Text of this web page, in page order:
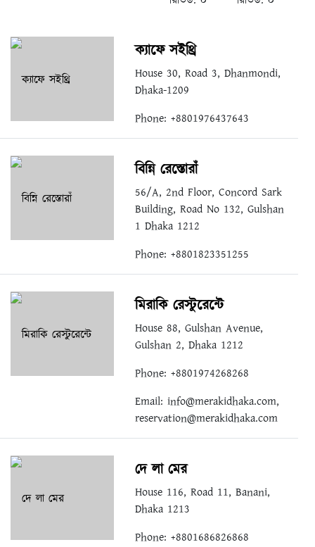
ক্যাফে সইথ্রি
House 30, Road 3, Dhanmondi,
Dhaka-1209
Phone: +8801976437643
বিন্নি রেস্তোরাঁ
56/A, 2nd Floor, Concord Sark
Building, Road No 132, Gulshan
1 Dhaka 1212
Phone: +8801823351255
মিরাকি রেস্টুরেন্টে
House 88, Gulshan Avenue,
Gulshan 2, Dhaka 1212
Phone: +8801974268268
Email: info@merakidhaka.com,
reservation@merakidhaka.com
দে লা মের
House 116, Road 11, Banani,
Dhaka 1213
Phone: +8801686826868